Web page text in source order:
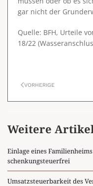
gar nicht der
Quelle: BFH, Urteile
18/22
VORHERIGE
Weitere
Einlage eines
schenkungsteuerfrei
Umsatzsteuerbarkeit des